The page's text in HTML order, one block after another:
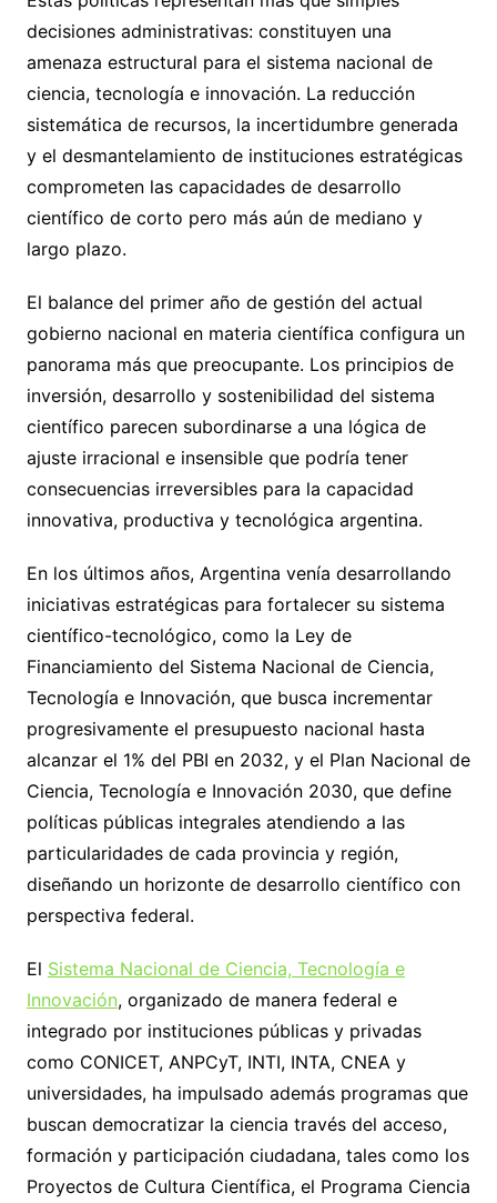
decisiones administrativas: constituyen una
amenaza estructural para el sistema nacional de
ciencia, tecnología e innovación. La reducción
sistemática de recursos, la incertidumbre generada
y el desmantelamiento de instituciones estratégicas
comprometen las capacidades de desarrollo
científico de corto pero más aún de mediano y
largo plazo.
El balance del primer año de gestión del actual
gobierno nacional en materia científica configura un
panorama más que preocupante. Los principios de
inversión, desarrollo y sostenibilidad del sistema
científico parecen subordinarse a una lógica de
ajuste irracional e insensible que podría tener
consecuencias irreversibles para la capacidad
innovativa, productiva y tecnológica argentina.
En los últimos años, Argentina venía desarrollando
iniciativas estratégicas para fortalecer su sistema
científico-tecnológico, como la Ley de
Financiamiento del Sistema Nacional de Ciencia,
Tecnología e Innovación, que busca incrementar
progresivamente el presupuesto nacional hasta
alcanzar el 1% del PBI en 2032, y el Plan Nacional de
Ciencia, Tecnología e Innovación 2030, que define
políticas públicas integrales atendiendo a las
particularidades de cada provincia y región,
diseñando un horizonte de desarrollo científico con
perspectiva federal.
El Sistema Nacional de Ciencia, Tecnología e
Innovación, organizado de manera federal e
integrado por instituciones públicas y privadas
como CONICET, ANPCyT, INTI, INTA, CNEA y
universidades, ha impulsado además programas que
buscan democratizar la ciencia través del acceso,
formación y participación ciudadana, tales como los
Proyectos de Cultura Científica, el Programa Ciencia